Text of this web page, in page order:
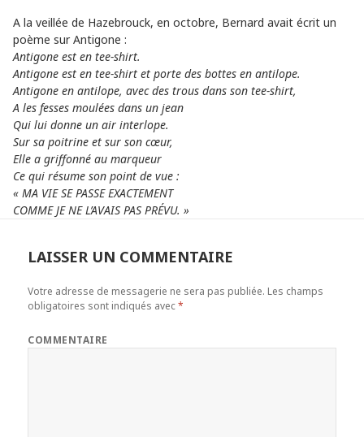
A la veillée de Hazebrouck, en octobre, Bernard avait écrit un
poème sur Antigone :
Antigone est en tee-shirt.
Antigone est en tee-shirt et porte des bottes en antilope.
Antigone en antilope, avec des trous dans son tee-shirt,
A les fesses moulées dans un jean
Qui lui donne un air interlope.
Sur sa poitrine et sur son cœur,
Elle a griffonné au marqueur
Ce qui résume son point de vue :
« MA VIE SE PASSE EXACTEMENT
COMME JE NE L’AVAIS PAS PRÉVU. »
LAISSER UN COMMENTAIRE
Votre adresse de messagerie ne sera pas publiée. Les champs
obligatoires sont indiqués avec*
COMMENTAIRE